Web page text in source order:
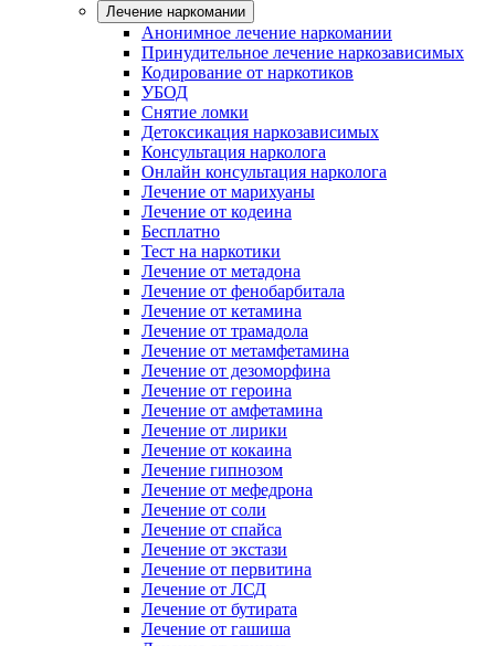
Лечение наркомании
Анонимное лечение наркомании
Принудительное лечение наркозависимых
Кодирование от наркотиков
УБОД
Снятие ломки
Детоксикация наркозависимых
Консультация нарколога
Онлайн консультация нарколога
Лечение от марихуаны
Лечение от кодеина
Бесплатно
Тест на наркотики
Лечение от метадона
Лечение от фенобарбитала
Лечение от кетамина
Лечение от трамадола
Лечение от метамфетамина
Лечение от дезоморфина
Лечение от героина
Лечение от амфетамина
Лечение от лирики
Лечение от кокаина
Лечение гипнозом
Лечение от мефедрона
Лечение от соли
Лечение от спайса
Лечение от экстази
Лечение от первитина
Лечение от ЛСД
Лечение от бутирата
Лечение от гашиша